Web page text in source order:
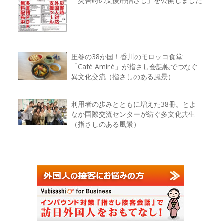
圧巻の38か国！香川のモロッコ食堂
「Café Aminé」が指さし会話帳でつなぐ
異文化交流（指さしのある風景）
利用者の歩みとともに増えた38冊。とよ
なか国際交流センターが紡ぐ多文化共生
（指さしのある風景）